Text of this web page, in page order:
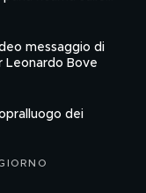
messaggio di
Leonardo Bove
dei